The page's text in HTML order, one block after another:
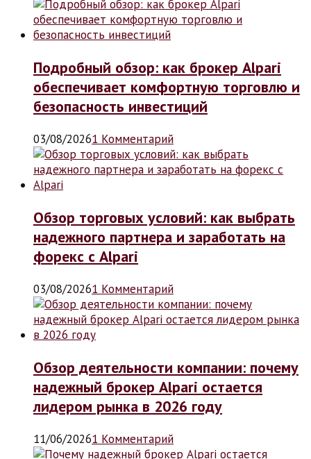
Подробный обзор: как брокер Alpari
обеспечивает комфортную торговлю и
безопасность инвестиций
03/08/20261 Комментарий
Обзор торговых условий: как выбрать
надежного партнера и заработать на
форекс с Alpari
03/08/20261 Комментарий
Обзор деятельности компании: почему
надежный брокер Alpari остается
лидером рынка в 2026 году
11/06/20261 Комментарий